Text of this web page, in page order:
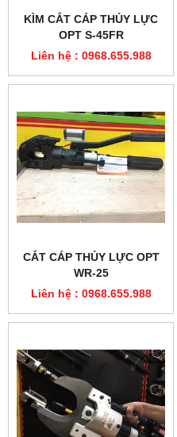
KÌM CẮT CÁP THỦY LỰC
OPT S-45FR
Liên hệ : 0968.655.988
CẮT CÁP THỦY LỰC OPT
WR-25
Liên hệ : 0968.655.988